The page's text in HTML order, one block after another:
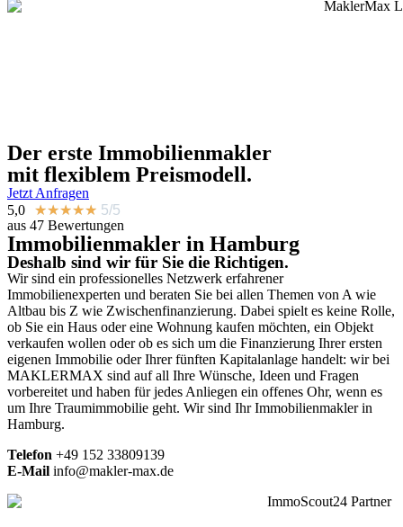
Der erste Immobilienmakler
mit flexiblem Preismodell.
Jetzt Anfragen
5,0
★★★★★ 5/5
aus 47 Bewertungen
Immobilienmakler in Hamburg
Deshalb sind wir für Sie die Richtigen.
Wir sind ein professionelles Netzwerk erfahrener
Immobilienexperten und beraten Sie bei allen Themen von A wie
Altbau bis Z wie Zwischenfinanzierung. Dabei spielt es keine Rolle,
ob Sie ein Haus oder eine Wohnung kaufen möchten, ein Objekt
verkaufen wollen oder ob es sich um die Finanzierung Ihrer ersten
eigenen Immobilie oder Ihrer fünften Kapitalanlage handelt: wir bei
MAKLERMAX sind auf all Ihre Wünsche, Ideen und Fragen
vorbereitet und haben für jedes Anliegen ein offenes Ohr, wenn es
um Ihre Traumimmobilie geht. Wir sind Ihr Immobilienmakler in
Hamburg.
Telefon +49 152 33809139
E-Mail info@makler-max.de